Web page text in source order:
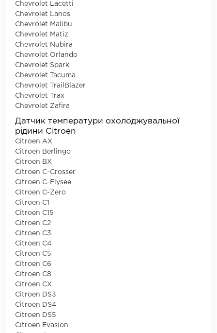
Chevrolet Lacetti
Chevrolet Lanos
Chevrolet Malibu
Chevrolet Matiz
Chevrolet Nubira
Chevrolet Orlando
Chevrolet Spark
Chevrolet Tacuma
Chevrolet TrailBlazer
Chevrolet Trax
Chevrolet Zafira
Датчик температури охолоджувальної
рідини Citroen
Citroen AX
Citroen Berlingo
Citroen BX
Citroen C-Crosser
Citroen C-Elysee
Citroen C-Zero
Citroen C1
Citroen C15
Citroen C2
Citroen C3
Citroen C4
Citroen C5
Citroen C6
Citroen C8
Citroen CX
Citroen DS3
Citroen DS4
Citroen DS5
Citroen Evasion